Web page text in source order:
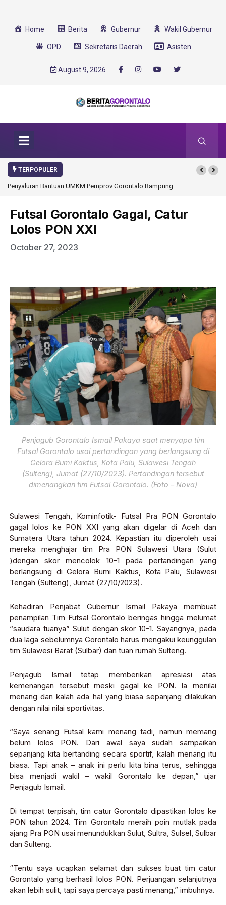
Home Berita Gubernur Wakil Gubernur
OPD Sekretaris Daerah Asisten
August 9, 2026
TERPOPULER
Bantuan UMKM Pemprov Gorontalo RampungGorontalo Ikut Dukung
Futsal Gorontalo Gagal, Catur
Lolos PON XXI
October 27, 2023
Penjagub Gorontalo Ismail Pakaya saat menyapa tim
Futsal Gorontalo usai pertandingan yang berlangsung di
Gelora Bumi Kaktus, Kota Palu, Sulawesi Tengah
(Sulteng), Jumat (27/10/2023). Pertandingan tersebut
dimenangkan tim Futsal Gorontalo. (Foto – Nova)
Sulawesi Tengah, Kominfotik- Futsal Pra PON Gorontalo
gagal lolos ke PON XXI yang akan digelar di Aceh dan
Sumatera Utara tahun 2024. Kepastian itu diperoleh usai
mereka menghajar tim Pra PON Sulawesi Utara (Sulut
)dengan skor mencolok 10-1 pada pertandingan yang
berlangsung di Gelora Bumi Kaktus, Kota Palu, Sulawesi
Tengah (Sulteng), Jumat (27/10/2023).
Kehadiran Penjabat Gubernur Ismail Pakaya membuat
penampilan Tim Futsal Gorontalo beringas hingga melumat
“saudara tuanya” Sulut dengan skor 10-1. Sayangnya, pada
dua laga sebelumnya Gorontalo harus mengakui keunggulan
tim Sulawesi Barat (Sulbar) dan tuan rumah Sulteng.
Penjagub Ismail tetap memberikan apresiasi atas
kemenangan tersebut meski gagal ke PON. Ia menilai
menang dan kalah ada hal yang biasa sepanjang dilakukan
dengan nilai nilai sportivitas.
“Saya senang Futsal kami menang tadi, namun memang
belum lolos PON. Dari awal saya sudah sampaikan
sepanjang kita bertanding secara sportif, kalah menang itu
biasa. Tapi anak – anak ini perlu kita bina terus, sehingga
bisa menjadi wakil – wakil Gorontalo ke depan,” ujar
Penjagub Ismail.
Di tempat terpisah, tim catur Gorontalo dipastikan lolos ke
PON tahun 2024. Tim Gorontalo meraih poin mutlak pada
ajang Pra PON usai menundukkan Sulut, Sultra, Sulsel, Sulbar
dan Sulteng.
“Tentu saya ucapkan selamat dan sukses buat tim catur
Gorontalo yang berhasil lolos PON. Perjuangan selanjutnya
akan lebih sulit, tapi saya percaya pasti menang,” imbuhnya.